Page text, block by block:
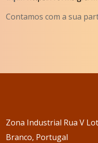
Contamos com a sua
Zona Industrial Rua V
Branco, Portugal